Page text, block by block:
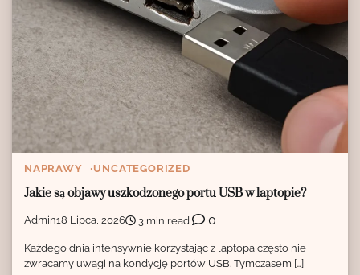
NAPRAWY UNCATEGORIZED
Jakie są objawy uszkodzonego portu USB w laptopie?
Admin18 Lipca, 2026 3 min read 0
Każdego dnia intensywnie korzystając z laptopa często nie
zwracamy uwagi na kondycję portów USB. Tymczasem […]